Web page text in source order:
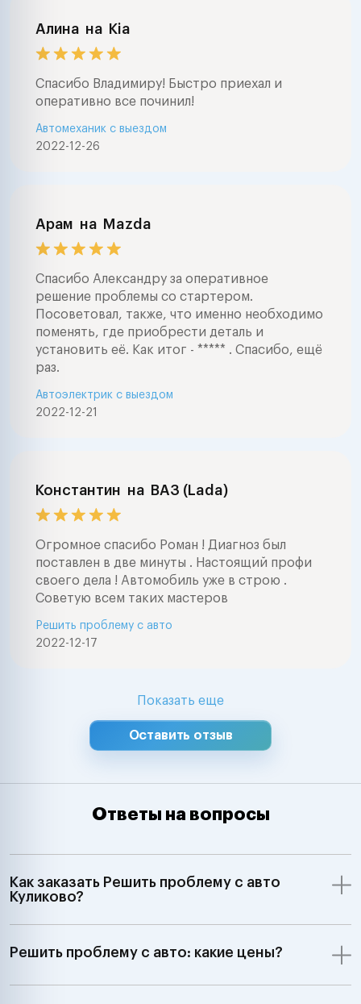
Алина на Kia
Спасибо Владимиру! Быстро приехал и
оперативно все починил!
2022-12-26
Автомеханик с выездом
Арам на Mazda
Спасибо Александру за оперативное
решение проблемы со стартером.
Посоветовал, также, что именно необходимо
поменять, где приобрести деталь и
установить её. Как итог - ***** . Спасибо, ещё
раз.
2022-12-21
Автоэлектрик с выездом
Константин на ВАЗ (Lada)
Огромное спасибо Роман ! Диагноз был
поставлен в две минуты . Настоящий профи
своего дела ! Автомобиль уже в строю .
Советую всем таких мастеров
2022-12-17
Решить проблему с авто
Показать еще
Оставить отзыв
Ответы на вопросы
Как заказать Решить проблему с авто
Куликово?
Решить проблему с авто: какие цены?